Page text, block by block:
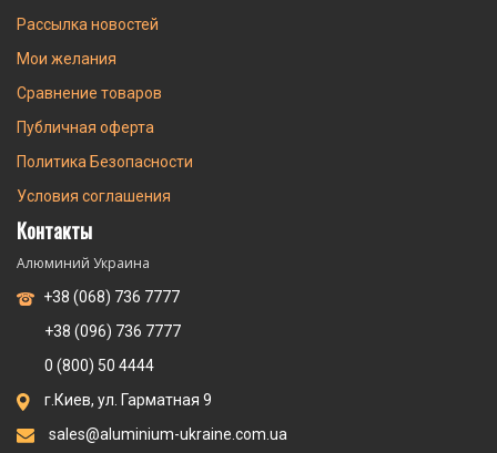
Рассылка новостей
Мои желания
Сравнение товаров
Публичная оферта
Политика Безопасности
Условия соглашения
Контакты
Алюминий Украина
+38 (068) 736 7777
+38 (096) 736 7777
0 (800) 50 4444
г.Киев, ул. Гарматная 9
sales@aluminium-ukraine.com.ua